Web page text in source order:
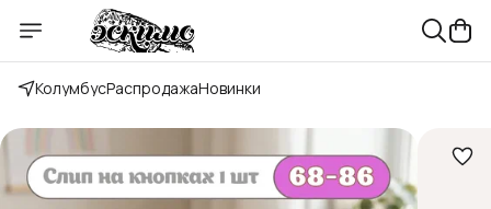
КолумбусРаспродажаНовинки